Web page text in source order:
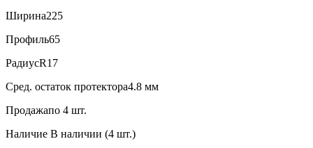
Ширина225
Профиль65
РадиусR17
Сред. остаток протектора4.8 мм
Продажапо 4 шт.
Наличие В наличии (4 шт.)